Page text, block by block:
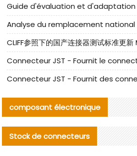
composant électronique
Stock de connecteurs